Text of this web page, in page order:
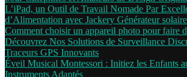
L’iPad, un Outil de Travail Nomade Par
d’Alimentation avec Jackery Générateur
Comment choisir un appareil photo pour faire
Découvrez Nos Solutions de Surveillance
Traceurs GPS Innovants
Éveil Musical Montessori : Initiez les Enfants
Instruments Adaptés